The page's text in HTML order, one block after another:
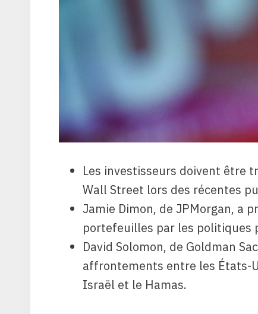
Les investisseurs doivent être
Wall Street lors des récentes
Jamie Dimon, de JPMorgan, a
portefeuilles par les politiques
David Solomon, de Goldman
affrontements entre les États-
Israël et le Hamas.